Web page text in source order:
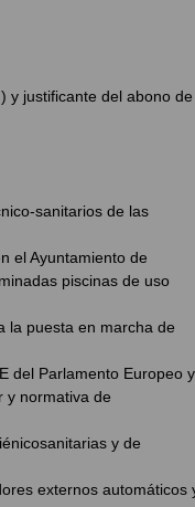
y justificante del abono de
sanitarios de las
el Ayuntamiento de
piscinas de uso
la puesta en marcha de
del Parlamento Europeo y
y normativa de
y de
externos automáticos